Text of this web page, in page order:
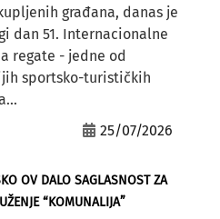
građana, danas je
dan 51. Internacionalne
regate - jedne od
sportsko-turističkih
25/07/2026
OV DALO SAGLASNOST ZA
“KOMUNALIJA”